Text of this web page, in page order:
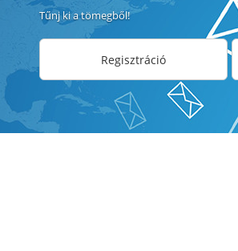
Tűnj ki a tömegből!
Regisztráció